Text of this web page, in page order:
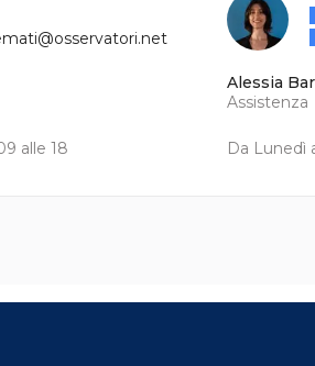
alle 18
Alessia
Assistenza
Da Lunedì